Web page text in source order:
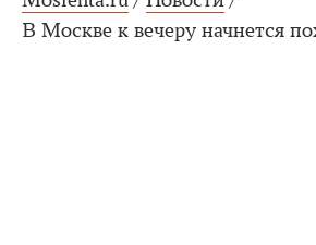
В Москве к вечеру начнется